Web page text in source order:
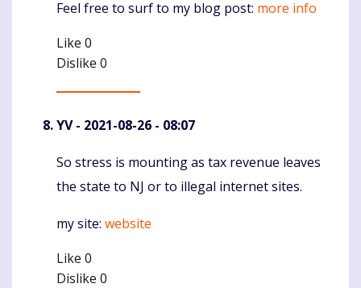
Feel free to surf to my blog post: more info
Like 0
Dislike 0
YV- 2021-08-26 - 08:07
Komentaras
So stress is mounting as tax revenue leaves
the state to NJ or to illegal internet sites.
my site: website
Like 0
Dislike 0